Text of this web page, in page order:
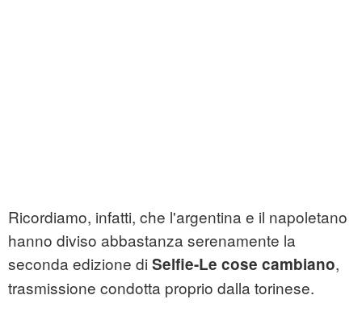
Ricordiamo, infatti, che l'argentina e il napoletano
hanno diviso abbastanza serenamente la
seconda edizione di Selfie-Le cose cambiano,
trasmissione condotta proprio dalla torinese.